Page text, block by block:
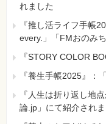
れました
『推し活ライフ手帳
every.」「FMおのみ
『STORY COLOR
『養生手帳2025』：
『人生は折り返し地
論.jp」にて紹介され